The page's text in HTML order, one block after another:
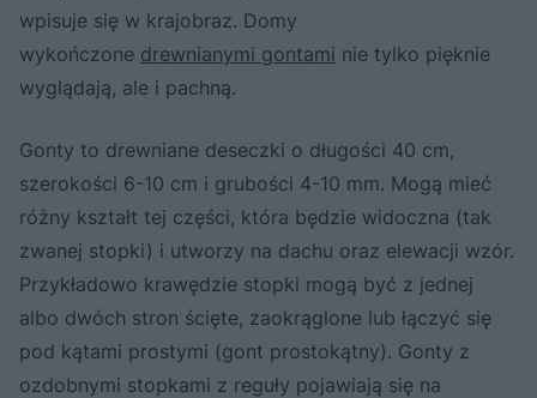
wpisuje się w krajobraz. Domy
wykończone drewnianymi gontami nie tylko pięknie
wyglądają, ale i pachną.
Gonty to drewniane deseczki o długości 40 cm,
szerokości 6-10 cm i grubości 4-10 mm. Mogą mieć
różny kształt tej części, która będzie widoczna (tak
zwanej stopki) i utworzy na dachu oraz elewacji wzór.
Przykładowo krawędzie stopki mogą być z jednej
albo dwóch stron ścięte, zaokrąglone lub łączyć się
pod kątami prostymi (gont prostokątny). Gonty z
ozdobnymi stopkami z reguły pojawiają się na